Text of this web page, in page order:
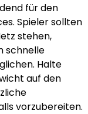
für den
Spieler sollten
stehen,
schnelle
Halte
auf den
vorzubereiten.